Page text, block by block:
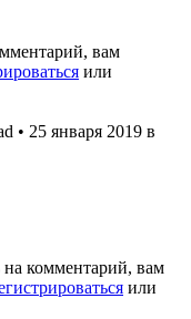
вам
или
• 25 января 2019 в
на комментарий, вам
или